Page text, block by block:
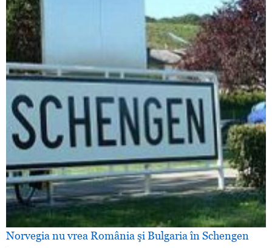
Norvegia nu vrea România şi Bulgaria în Schengen